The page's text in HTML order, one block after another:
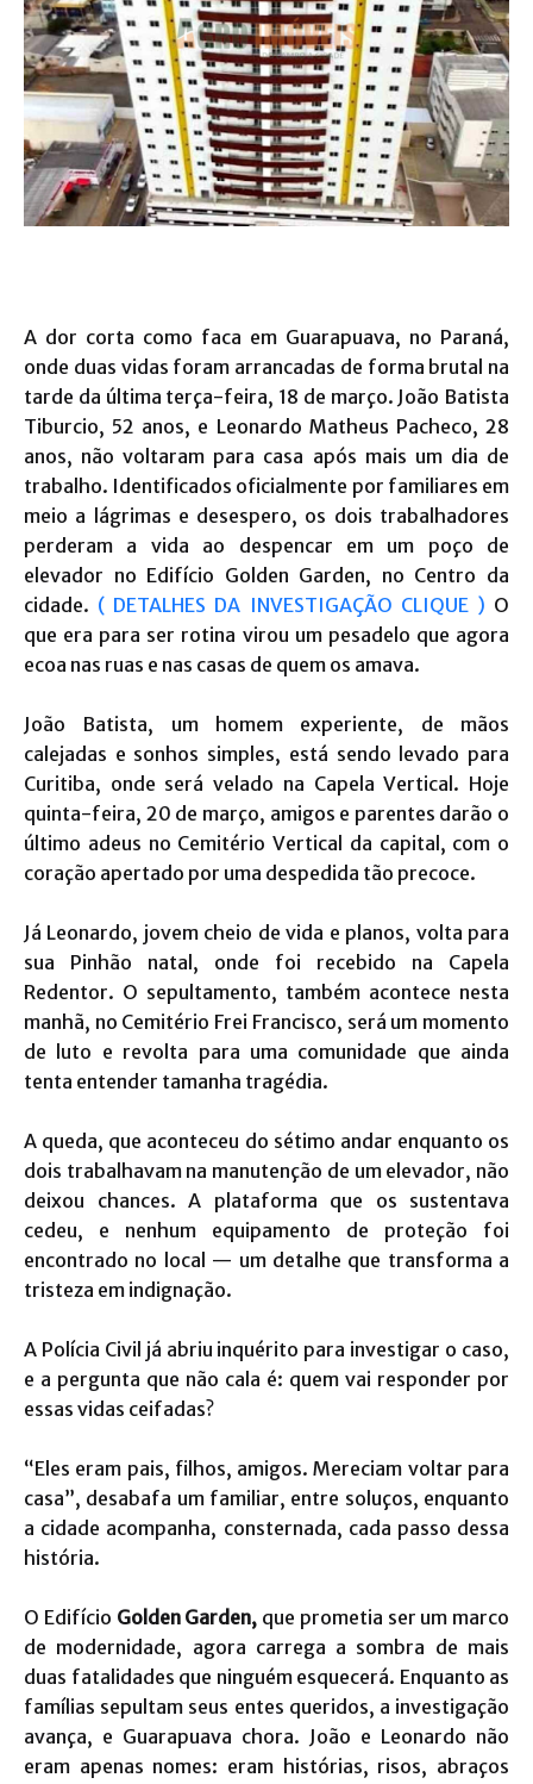
A dor corta como faca em Guarapuava, no Paraná,
onde duas vidas foram arrancadas de forma brutal na
tarde da última terça-feira, 18 de março. João Batista
Tiburcio, 52 anos, e Leonardo Matheus Pacheco, 28
anos, não voltaram para casa após mais um dia de
trabalho. Identificados oficialmente por familiares em
meio a lágrimas e desespero, os dois trabalhadores
perderam a vida ao despencar em um poço de
elevador no Edifício Golden Garden, no Centro da
cidade. ( DETALHES DA INVESTIGAÇÃO CLIQUE ) O
que era para ser rotina virou um pesadelo que agora
ecoa nas ruas e nas casas de quem os amava.
João Batista, um homem experiente, de mãos
calejadas e sonhos simples, está sendo levado para
Curitiba, onde será velado na Capela Vertical. Hoje
quinta-feira, 20 de março, amigos e parentes darão o
último adeus no Cemitério Vertical da capital, com o
coração apertado por uma despedida tão precoce.
Já Leonardo, jovem cheio de vida e planos, volta para
sua Pinhão natal, onde foi recebido na Capela
Redentor. O sepultamento, também acontece nesta
manhã, no Cemitério Frei Francisco, será um momento
de luto e revolta para uma comunidade que ainda
tenta entender tamanha tragédia.
A queda, que aconteceu do sétimo andar enquanto os
dois trabalhavam na manutenção de um elevador, não
deixou chances. A plataforma que os sustentava
cedeu, e nenhum equipamento de proteção foi
encontrado no local — um detalhe que transforma a
tristeza em indignação.
A Polícia Civil já abriu inquérito para investigar o caso,
e a pergunta que não cala é: quem vai responder por
essas vidas ceifadas?
“Eles eram pais, filhos, amigos. Mereciam voltar para
casa”, desabafa um familiar, entre soluços, enquanto
a cidade acompanha, consternada, cada passo dessa
história.
O Edifício Golden Garden, que prometia ser um marco
de modernidade, agora carrega a sombra de mais
duas fatalidades que ninguém esquecerá. Enquanto as
famílias sepultam seus entes queridos, a investigação
avança, e Guarapuava chora. João e Leonardo não
eram apenas nomes: eram histórias, risos, abraços